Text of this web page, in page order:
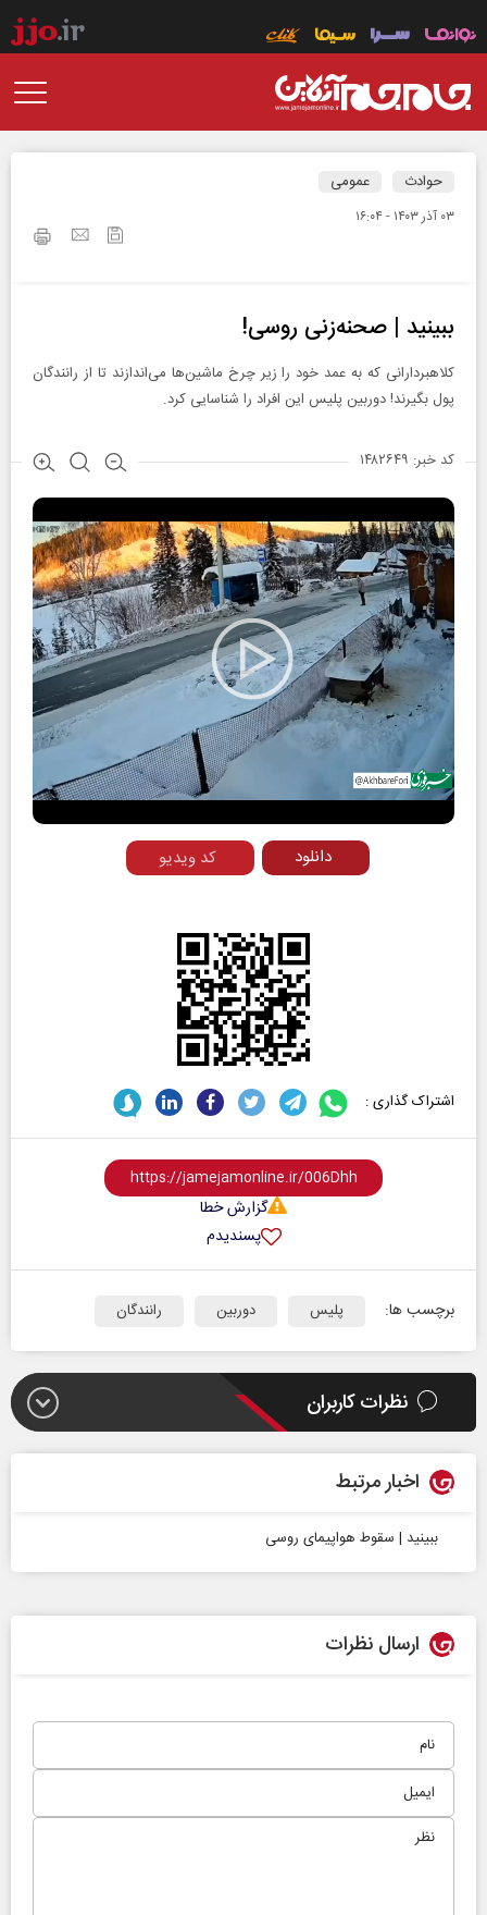
حوادث عمومی
۰۳ آذر ۱۴۰۳ - ۱۶:۰۴
ببینید | صحنه‌زنی روسی!
کلاهبردارانی که به عمد خود را زیر چرخ ماشین‌ها می‌اندازند تا از رانندگان
پول بگیرند! دوربین پلیس این افراد را شناسایی کرد.
کد خبر: ۱۴۸۲۶۴۹
Play
کد ویدیو دانلود
اشتراک گذاری :
گزارش خطا
پسندیدم
برچسب ها: پلیس دوربین رانندگان
نظرات کاربران
اخبار مرتبط
ببینید | سقوط هواپیمای روسی
ارسال نظرات